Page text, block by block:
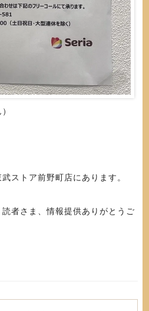
ストア前野町店にあります。
者さま、情報提供ありがとうご